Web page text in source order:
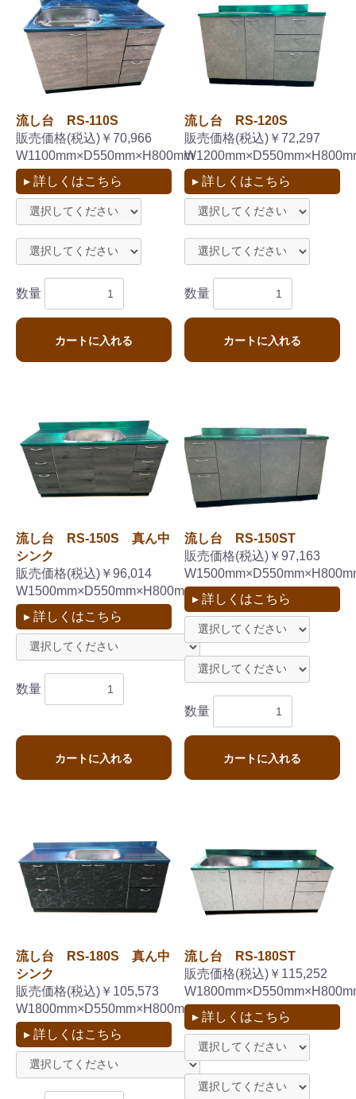
流し台 RS-110S
販売価格(税込)￥70,966
W1100mm×D550mm×H800mm
▸ 詳しくはこちら
数量
カートに入れる
流し台 RS-120S
販売価格(税込)￥72,297
▸ 詳しくはこちら
数量
カートに入れる
流し台 RS-150S 真ん中
シンク
販売価格(税込)￥96,014
W1500mm×D550mm×H800mm
▸ 詳しくはこちら
数量
カートに入れる
流し台 RS-150ST
販売価格(税込)￥97,163
▸ 詳しくはこちら
数量
カートに入れる
流し台 RS-180S 真ん中
シンク
販売価格(税込)￥105,573
W1800mm×D550mm×H800mm
▸ 詳しくはこちら
流し台 RS-180ST
販売価格(税込)￥115,252
▸ 詳しくはこちら
お買い物を続ける カートへ進む